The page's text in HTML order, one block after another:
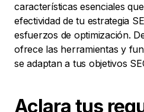
características esenciales
efectividad de tu estrategia
esfuerzos de optimización.
ofrece las herramientas y
se adaptan a tus objetivos
Aclara tus